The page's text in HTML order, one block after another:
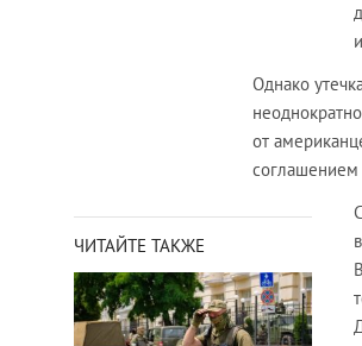
Однако
от
соглашением
ЧИТАЙТЕ ТАКЖЕ